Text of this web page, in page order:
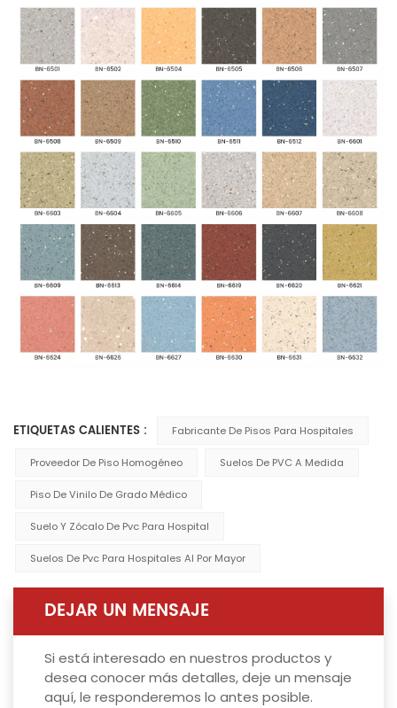
ETIQUETAS CALIENTES : Fabricante De Pisos Para Hospitales
Proveedor De Piso Homogéneo Suelos De PVC A Medida
Piso De Vinilo De Grado Médico
Suelo Y Zócalo De Pvc Para Hospital
Suelos De Pvc Para Hospitales Al Por Mayor
DEJAR UN MENSAJE
Si está interesado en nuestros productos y
desea conocer más detalles, deje un mensaje
aquí, le responderemos lo antes posible.